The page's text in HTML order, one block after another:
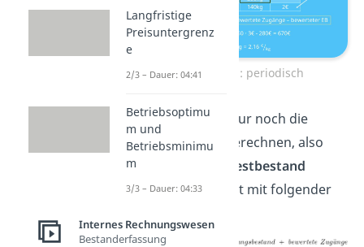
LIFO Beispiel: periodisch
Jetzt müssen wir nur noch die
Materialkosten
berechnen, also
den bewerteten
Restbestand
ermitteln. Das geht mit folgender
Langfristige
Preisuntergrenz
e
2/3 – Dauer: 04:41
Betriebsoptimu
m und
Betriebsminimu
m
3/3 – Dauer: 04:33
Internes Rechnungswesen
Bestanderfassung